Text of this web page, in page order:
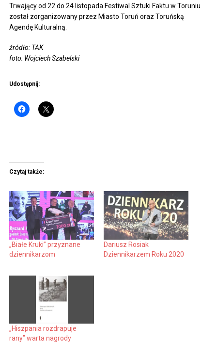
Trwający od 22 do 24 listopada Festiwal Sztuki Faktu w Toruniu
został zorganizowany przez Miasto Toruń oraz Toruńską
Agendę Kulturalną.
źródło: TAK
foto: Wojciech Szabelski
Udostępnij:
Czytaj także:
„Białe Kruki” przyznane
dziennikarzom
Dariusz Rosiak
Dziennikarzem Roku 2020
„Hiszpania rozdrapuje
rany” warta nagrody